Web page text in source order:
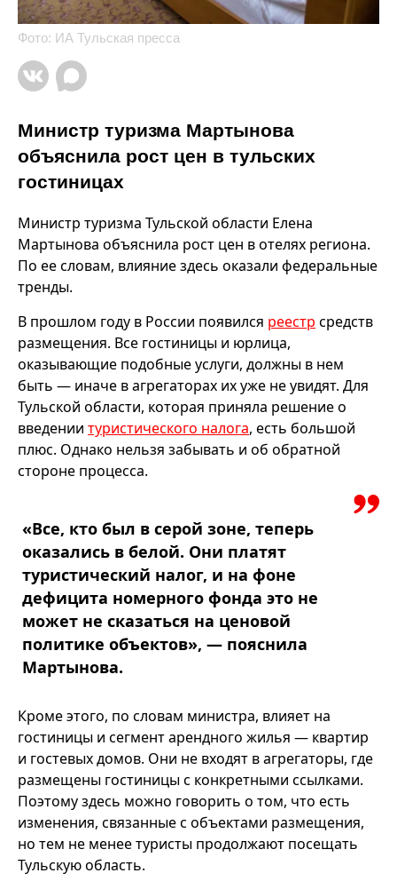
Фото: ИА Тульская пресса
Министр туризма Мартынова
объяснила рост цен в тульских
гостиницах
Министр туризма Тульской области Елена
Мартынова объяснила рост цен в отелях региона.
По ее словам, влияние здесь оказали федеральные
тренды.
В прошлом году в России появился реестр средств
размещения. Все гостиницы и юрлица,
оказывающие подобные услуги, должны в нем
быть — иначе в агрегаторах их уже не увидят. Для
Тульской области, которая приняла решение о
введении туристического налога, есть большой
плюс. Однако нельзя забывать и об обратной
стороне процесса.
«Все, кто был в серой зоне, теперь
оказались в белой. Они платят
туристический налог, и на фоне
дефицита номерного фонда это не
может не сказаться на ценовой
политике объектов», — пояснила
Мартынова.
Кроме этого, по словам министра, влияет на
гостиницы и сегмент арендного жилья — квартир
и гостевых домов. Они не входят в агрегаторы, где
размещены гостиницы с конкретными ссылками.
Поэтому здесь можно говорить о том, что есть
изменения, связанные с объектами размещения,
но тем не менее туристы продолжают посещать
Тульскую область.